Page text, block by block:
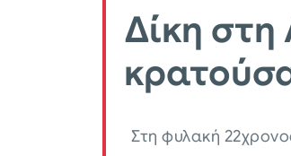
Δίκη στη
Στη φυλακή